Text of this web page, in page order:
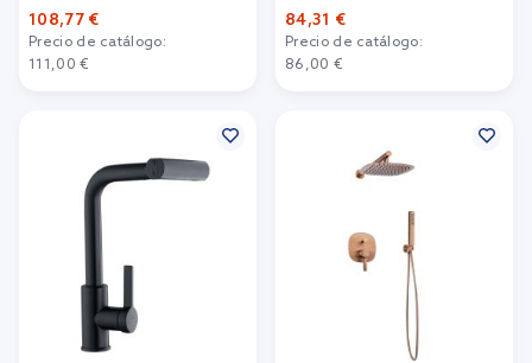
108,77 €
Precio de catálogo:
111,00 €
84,31 €
Precio de catálogo:
86,00 €